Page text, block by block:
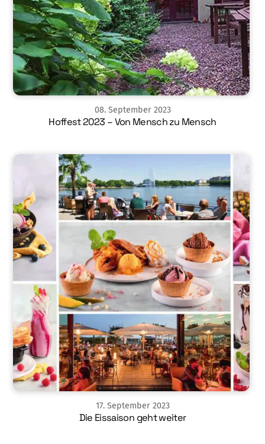
08. September 2023
Hoffest 2023 – Von Mensch zu Mensch
17. September 2023
Die Eissaison geht weiter